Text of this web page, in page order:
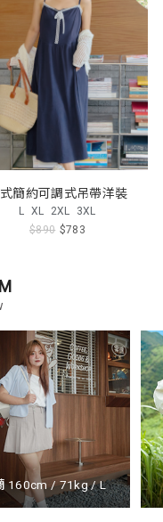
簡約可調式吊帶洋裝
L XL 2XL 3XL
$890 $783
160cm / 71kg / L